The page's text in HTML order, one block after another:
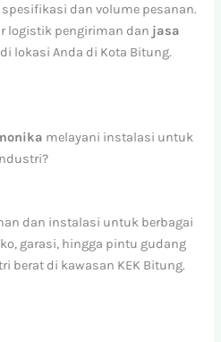
dan volume pesanan.
logistik pengiriman dan jasa
di lokasi Anda di Kota Bitung.
melayani instalasi untuk
dan instalasi untuk berbagai
garasi, hingga pintu gudang
berat di kawasan KEK Bitung.